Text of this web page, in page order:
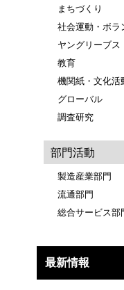
まちづくり
社会運動・ボラ
ヤングリーブス
教育
機関紙・文化活
グローバル
調査研究
部門活動
製造産業部門
流通部門
総合サービス部
最新情報